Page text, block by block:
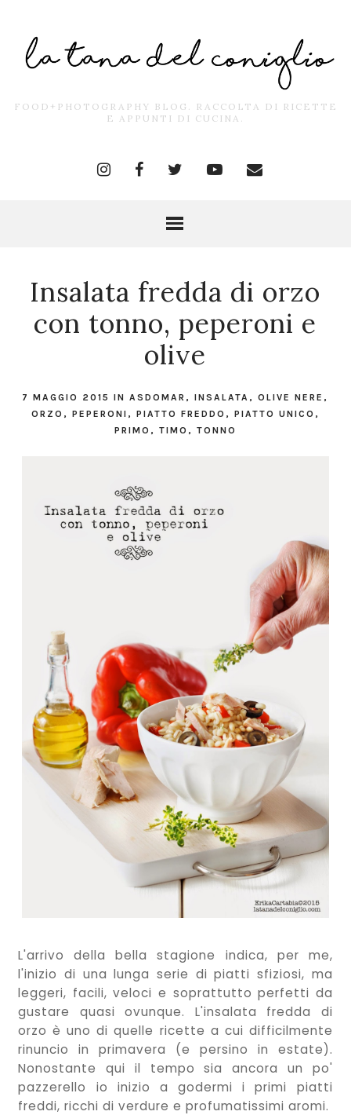
FOOD+PHOTOGRAPHY BLOG. RACCOLTA DI RICETTE
E APPUNTI DI CUCINA.
Insalata fredda di orzo
con tonno, peperoni e
olive
7 MAGGIO 2015INASDOMAR ,INSALATA ,OLIVE NERE ,
ORZO , PEPERONI , PIATTO FREDDO , PIATTO UNICO ,
PRIMO , TIMO , TONNO
L'arrivo della bella stagione indica, per me,
l'inizio di una lunga serie di piatti sfiziosi, ma
leggeri, facili, veloci e soprattutto perfetti da
gustare quasi ovunque. L'insalata fredda di
orzo è uno di quelle ricette a cui difficilmente
rinuncio in primavera (e persino in estate).
Nonostante qui il tempo sia ancora un po'
pazzerello io inizio a godermi i primi piatti
freddi, ricchi di verdure e profumatissimi aromi.